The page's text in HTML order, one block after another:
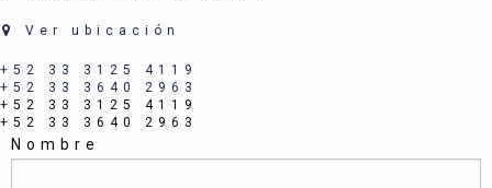
Ver ubicación
+52 33 3125 4119
+52 33 3640 2963
+52 33 3125 4119
+52 33 3640 2963
Nombre